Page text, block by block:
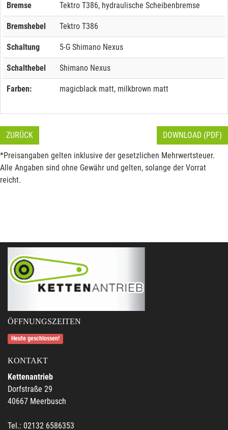
Bremse Tektro T386, hydraulische Scheibenbremse
Bremshebel Tektro T386
Schaltung 5-G Shimano Nexus
Schalthebel Shimano Nexus
Farben: magicblack matt, milkbrown matt
ZURÜCK DOWNLOAD (PDF)
*Preisangaben gelten inklusive der gesetzlichen Mehrwertsteuer.
Alle Angaben sind ohne Gewähr und gelten, solange der Vorrat
reicht.
ÖFFNUNGSZEITEN
Heute geschlossen!
KONTAKT
Kettenantrieb
Dorfstraße 29
40667 Meerbusch
Tel.: 02132 6586353